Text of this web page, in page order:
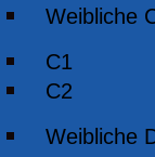
Weibliche
C1
C2
Weibliche